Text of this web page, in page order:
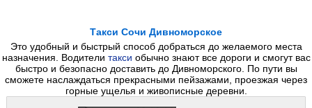
Такси Сочи Дивноморское
Это удобный и быстрый способ добраться до желаемого места
назначения. Водители такси обычно знают все дороги и смогут вас
быстро и безопасно доставить до Дивноморского. По пути вы
сможете наслаждаться прекрасными пейзажами, проезжая через
горные ущелья и живописные деревни.